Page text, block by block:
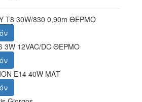
Τ8 30W/830 0,90m ΘΕΡΜΟ
3W 12VAC/DC ΘΕΡΜΟ
Ε14 40W ΜΑΤ